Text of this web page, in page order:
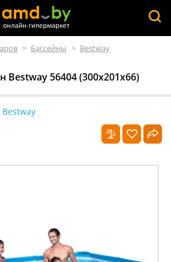
> Бассейны > Bestway
Bestway 56404 (300х201х66)